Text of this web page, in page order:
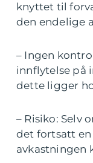
knyttet til
den endelige
– Ingen
innflytelse på
dette ligger
– Risiko: Selv
det fortsatt
avkastningen